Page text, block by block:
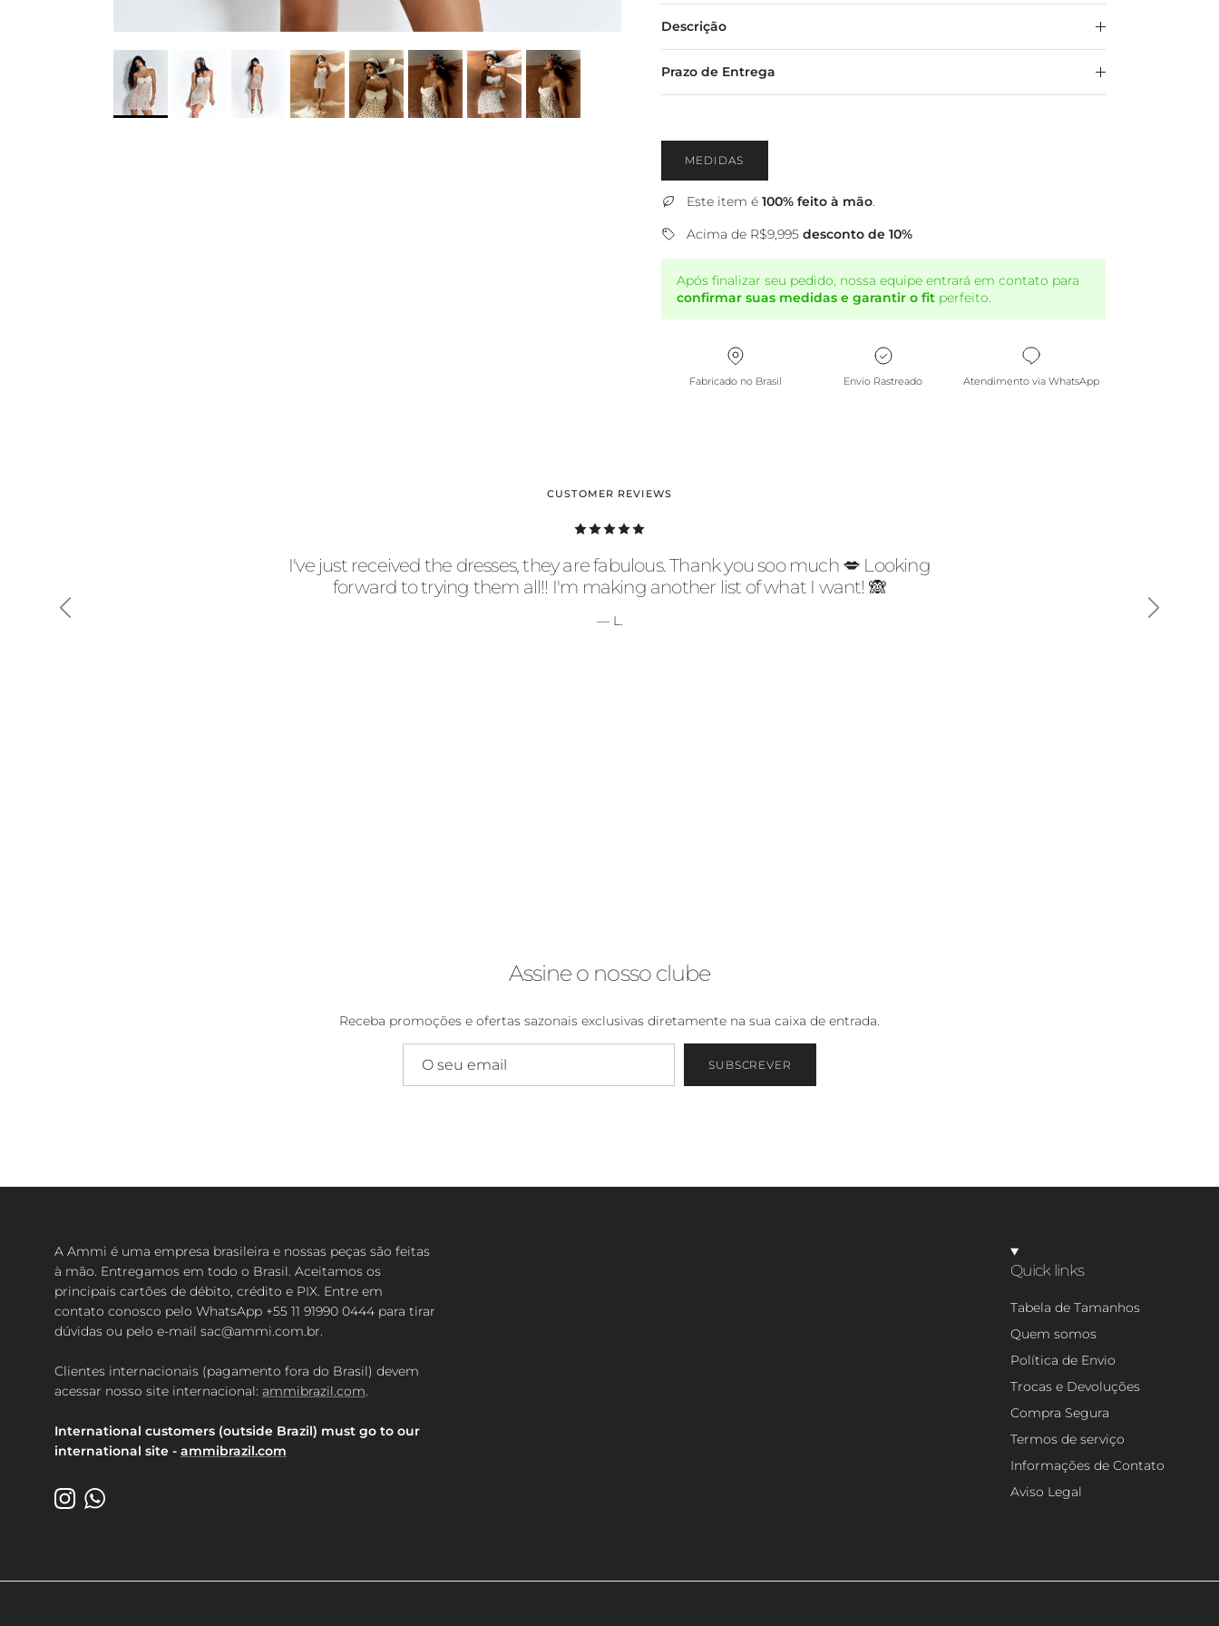
Descrição
Prazo de Entrega
MEDIDAS
Este item é 100% feito à mão.
Acima de R$9,995 desconto de 10%
Após finalizar seu pedido, nossa equipe entrará em contato para
confirmar suas medidas e garantir o fitperfeito.
Fabricado no Brasil Envio Rastreado Atendimento via WhatsApp
CUSTOMER REVIEWS
I've just received the dresses, they are fabulous. Thank you soo much 💋 Looking
forward to trying them all!! I'm making another list of what I want! 🙈
— L.
Anterior Seguinte
Assine o nosso clube
Receba promoções e ofertas sazonais exclusivas diretamente na sua caixa de entrada.
SUBSCREVER
A Ammi é uma empresa brasileira e nossas peças são feitas
à mão. Entregamos em todo o Brasil. Aceitamos os
principais cartões de débito, crédito e PIX. Entre em
contato conosco pelo WhatsApp +55 11 91990 0444 para tirar
dúvidas ou pelo e-mail sac@ammi.com.br.
Clientes internacionais (pagamento fora do Brasil) devem
acessar nosso site internacional: ammibrazil.com.
International customers (outside Brazil) must go to our
international site - ammibrazil.com
InstagramWhatsApp
Quick links
Tabela de Tamanhos
Quem somos
Política de Envio
Trocas e Devoluções
Compra Segura
Termos de serviço
Informações de Contato
Aviso Legal